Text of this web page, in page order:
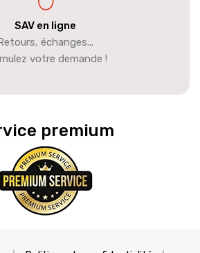
SAV en ligne
échanges...
votre demande !
premium